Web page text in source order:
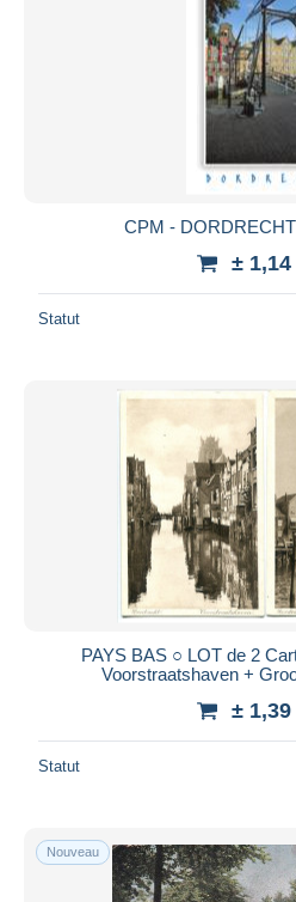
CPM -
± 1,14
Statut
PAYS BAS ○ LOT de 2
Voorstraatshaven +
± 1,39
Statut
Nouveau